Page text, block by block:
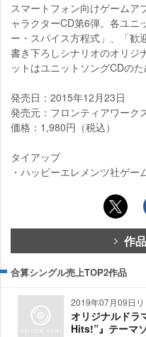
スマートフォン向けゲームア
ャラクターCD第6弾。各ユニ
ー・スパイス方程式」、「歓
書き下ろしシナリオのオリジ
ットはユニットソングCDの
発売日：2015年12月23日
発売元：フロンティアワーク
価格：1,980円（税込）
タイアップ
・ハッピーエレメンツ社ゲ
作
合算シングル売上TOP2作品
2019年07月09日リ
オリジナルドラ
Hits!”』テーマ